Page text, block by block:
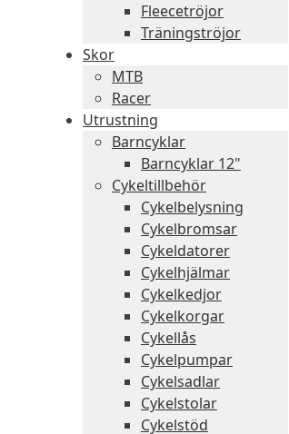
Fleecetröjor
Träningströjor
Skor
MTB
Racer
Utrustning
Barncyklar
Barncyklar 12"
Cykeltillbehör
Cykelbelysning
Cykelbromsar
Cykeldatorer
Cykelhjälmar
Cykelkedjor
Cykelkorgar
Cykellås
Cykelpumpar
Cykelsadlar
Cykelstolar
Cykelstöd